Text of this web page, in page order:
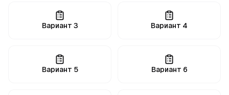
Вариант 3 Вариант 4
Вариант 5 Вариант 6